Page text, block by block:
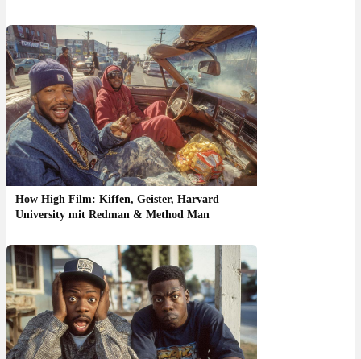
How High Film: Kiffen, Geister, Harvard
University mit Redman & Method Man